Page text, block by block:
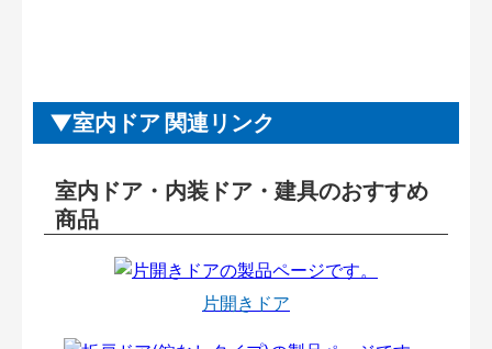
室内ドア 関連リンク
室内ドア・内装ドア・建具のおすすめ
商品
片開きドア